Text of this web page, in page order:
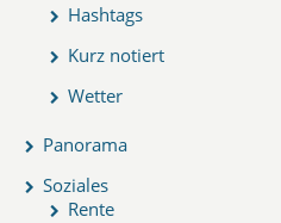
Hashtags
Kurz notiert
Wetter
Panorama
Soziales
Rente